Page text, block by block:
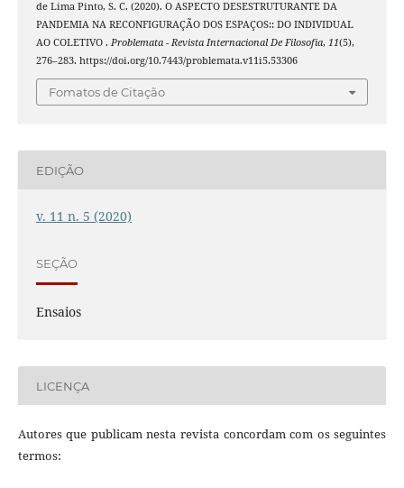
de Lima Pinto, S. C. (2020). O ASPECTO DESESTRUTURANTE DA
PANDEMIA NA RECONFIGURAÇÃO DOS ESPAÇOS:: DO INDIVIDUAL
AO COLETIVO . Problemata - Revista Internacional De Filosofia, 11(5),
276–283. https://doi.org/10.7443/problemata.v11i5.53306
Fomatos de Citação
EDIÇÃO
v. 11 n. 5 (2020)
SEÇÃO
Ensaios
LICENÇA
Autores que publicam nesta revista concordam com os seguintes
termos: